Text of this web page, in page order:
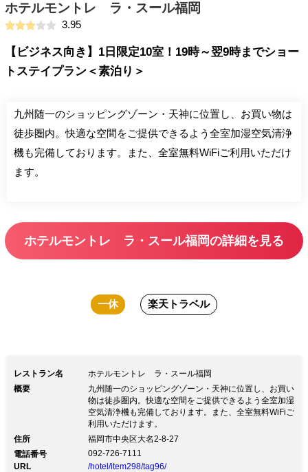
ホテルモントレ ラ・スール福岡
3.95
【ビジネス向き】1日限定10室！19時～翌9時までショー
トステイプラン＜素泊り＞
九州随一のショッピングゾーン・天神に位置し、お買い物は
徒歩圏内。快適な空間をご提供できるよう全室加湿空気清浄
機も完備しております。また、全室無料WiFiご利用いただけ
ます。
ホテルモントレ ラ・スール福岡の詳細を見る
一休 楽天トラベル
レストラン名
ホテルモントレ ラ・スール福岡
概要
九州随一のショッピングゾーン・天神に位置し、お買い
物は徒歩圏内。快適な空間をご提供できるよう全室加湿
空気清浄機も完備しております。また、全室無料WiFiご
利用いただけます。
住所
福岡市中央区大名2-8-27
電話番号
092-726-7111
URL
/hotel/item298/tag96/